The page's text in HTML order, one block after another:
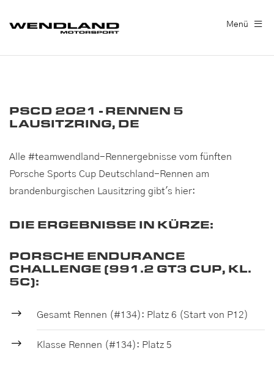
Menü
PSCD 2021 - RENNEN 5
LAUSITZRING, DE
Alle #teamwendland-Rennergebnisse vom fünften
Porsche Sports Cup Deutschland-Rennen am
brandenburgischen Lausitzring gibt's hier:
DIE ERGEBNISSE IN KÜRZE:
PORSCHE ENDURANCE
CHALLENGE (991.2 GT3 CUP, KL.
5C):
Gesamt Rennen (#134): Platz 6 (Start von P12)
Klasse Rennen (#134): Platz 5